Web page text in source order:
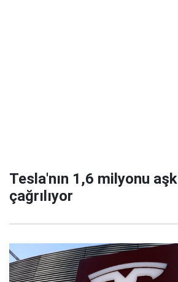
Tesla'nın 1,6 milyonu
çağrılıyor